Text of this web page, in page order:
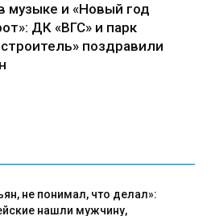
музыке и «Новый год
ДК «ВГС» и парк
поздравили
не понимал, что делал»:
нашли мужчину,